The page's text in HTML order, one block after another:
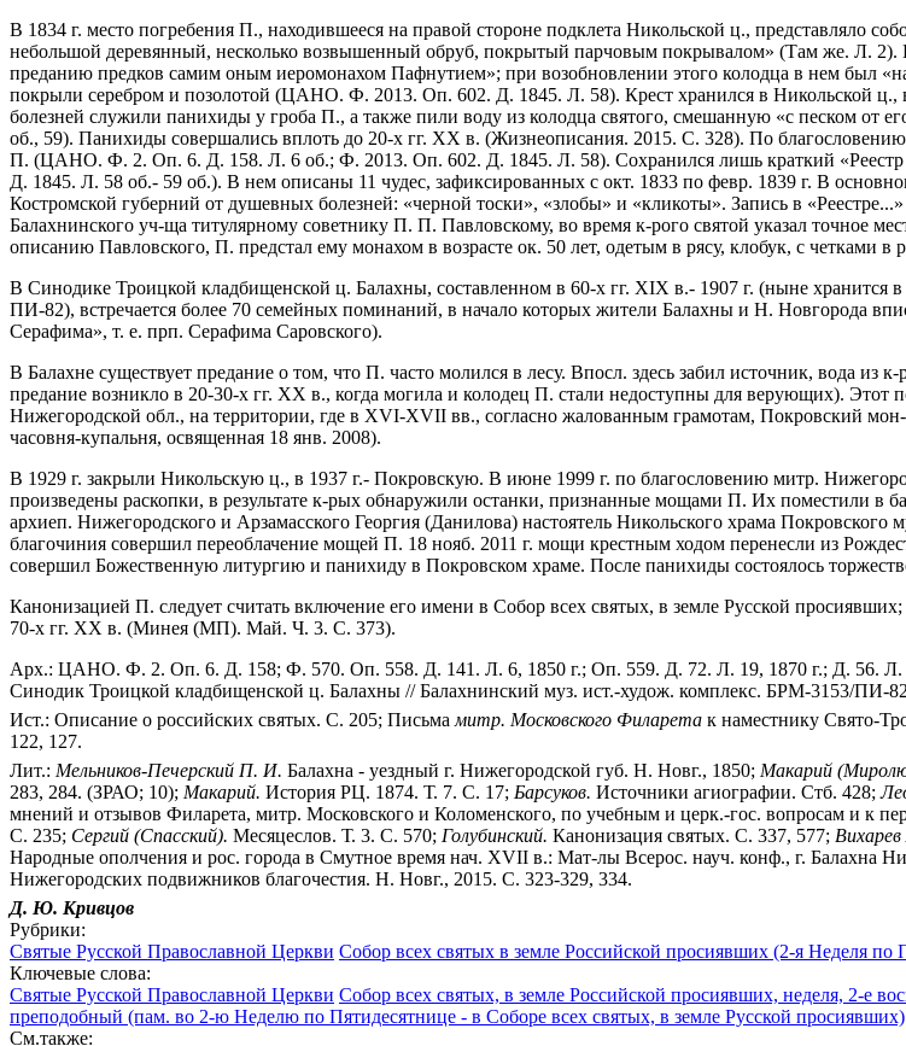
В 1834 г. место погребения П., находившееся на правой стороне подклета Никольской ц., представляло
небольшой деревянный, несколько возвышенный обруб, покрытый парчовым покрывалом» (Там же. Л.
преданию предков самим оным иеромонахом Пафнутием»; при возобновлении этого колодца в нем был
покрыли серебром и позолотой (ЦАНО. Ф. 2013. Оп. 602. Д. 1845. Л. 58). Крест хранился в Никольской ц.,
болезней служили панихиды у гроба П., а также пили воду из колодца святого, смешанную «с песком
об., 59). Панихиды совершались вплоть до 20-х гг. XX в. (Жизнеописания. 2015. С. 328). По
П. (ЦАНО. Ф. 2. Оп. 6. Д. 158. Л. 6 об.; Ф. 2013. Оп. 602. Д. 1845. Л. 58). Сохранился лишь краткий
Д. 1845. Л. 58 об.- 59 об.). В нем описаны 11 чудес, зафиксированных с окт. 1833 по февр. 1839 г. В
Костромской губерний от душевных болезней: «черной тоски», «злобы» и «кликоты». Запись в
Балахнинского уч-ща титулярному советнику П. П. Павловскому, во время к-рого святой указал точное
описанию Павловского, П. предстал ему монахом в возрасте ок. 50 лет, одетым в рясу, клобук, с четками в
В Синодике Троицкой кладбищенской ц. Балахны, составленном в 60-х гг. XIX в.- 1907 г. (ныне хранится
ПИ-82), встречается более 70 семейных поминаний, в начало которых жители Балахны и Н. Новгорода
Серафима», т. е. прп. Серафима Саровского).
В Балахне существует предание о том, что П. часто молился в лесу. Впосл. здесь забил источник, вода из
предание возникло в 20-30-х гг. XX в., когда могила и колодец П. стали недоступны для верующих).
Нижегородской обл., на территории, где в XVI-XVII вв., согласно жалованным грамотам, Покровский
часовня-купальня, освященная 18 янв. 2008).
В 1929 г. закрыли Никольскую ц., в 1937 г.- Покровскую. В июне 1999 г. по благословению митр.
произведены раскопки, в результате к-рых обнаружили останки, признанные мощами П. Их поместили в
архиеп. Нижегородского и Арзамасского Георгия (Данилова) настоятель Никольского храма
благочиния совершил переоблачение мощей П. 18 нояб. 2011 г. мощи крестным ходом перенесли из
совершил Божественную литургию и панихиду в Покровском храме. После панихиды состоялось
Канонизацией П. следует считать включение его имени в Собор всех святых, в земле Русской
70-х гг. XX в. (Минея (МП). Май. Ч. 3. С. 373).
Арх.: ЦАНО. Ф. 2. Оп. 6. Д. 158; Ф. 570. Оп. 558. Д. 141. Л. 6, 1850 г.; Оп. 559. Д. 72. Л. 19, 1870 г.; Д. 56.
Синодик Троицкой кладбищенской ц. Балахны // Балахнинский муз. ист.-худож. комплекс. БРМ-3153/ПИ-
Ист.: Описание о российских святых. С. 205; Письма митр. Московского Филарета к наместнику Свято-
122, 127.
Лит.: Мельников-Печерский П. И. Балахна - уездный г. Нижегородской губ. Н. Новг., 1850; Макарий
283, 284. (ЗРАО; 10); Макарий. История РЦ. 1874. Т. 7. С. 17; Барсуков. Источники агиографии. Стб. 428;
мнений и отзывов Филарета, митр. Московского и Коломенского, по учебным и церк.-гос. вопросам и к
С. 235; Сергий (Спасский). Месяцеслов. Т. 3. С. 570; Голубинский. Канонизация святых. С. 337, 577;
Народные ополчения и рос. города в Смутное время нач. XVII в.: Мат-лы Всерос. науч. конф., г. Балахна
Нижегородских подвижников благочестия. Н. Новг., 2015. С. 323-329, 334.
Д. Ю. Кривцов
Рубрики:
Святые Русской Православной Церкви Собор всех святых в земле Российской просиявших (2-я Неделя по
Ключевые слова:
Святые Русской Православной Церкви Собор всех святых, в земле Российской просиявших, неделя, 2-е
преподобный (пам. во 2-ю Неделю по Пятидесятнице - в Соборе всех святых, в земле Русской просиявших)
См.также: